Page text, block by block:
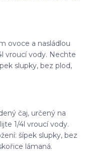
ovoce a nasládlou
vroucí vody. Nechte
slupky, bez plod,
čaj, určený na
1/4l vroucí vody.
šípek slupky, bez
lámaná.